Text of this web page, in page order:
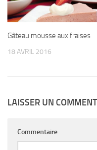
Gâteau mousse aux fraises
18 AVRIL 2016
LAISSER UN
Commentaire